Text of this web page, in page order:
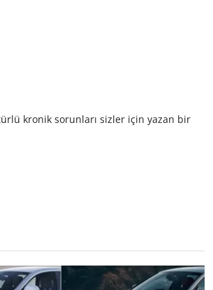
kronik sorunları sizler için yazan bir